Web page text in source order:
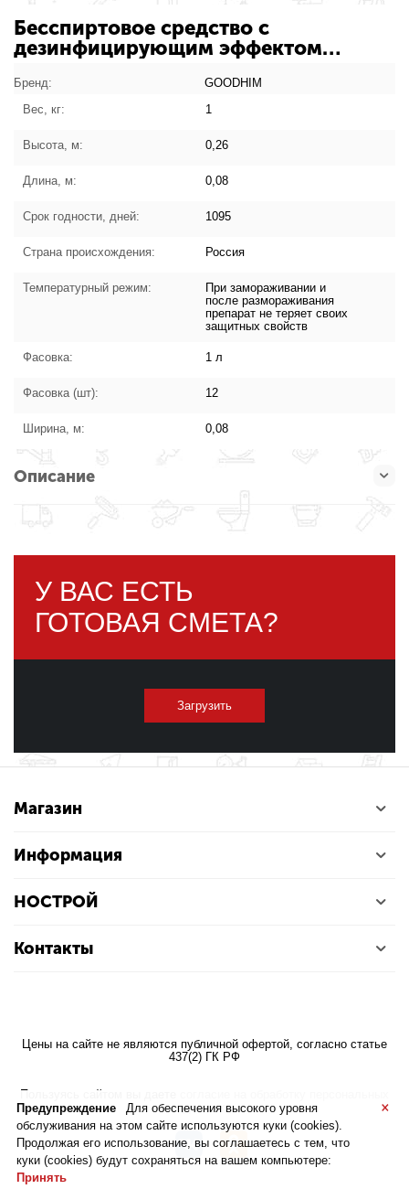
×
Предупреждение
Для обеспечения высокого уровня
обслуживания на этом сайте используются куки (cookies).
Продолжая его использование, вы соглашаетесь с тем, что
куки (cookies) будут сохраняться на вашем компьютере:
Принять
Бесспиртовое средство с
дезинфицирующим эффектом
характеристики товара
Бренд:
GOODHIM
Вес, кг:
1
Высота, м: 0,26
Длина, м: 0,08
Срок годности, дней: 1095
Страна происхождения: Россия
Температурный режим:
При замораживании и
после размораживания
препарат не теряет своих
защитных свойств
Фасовка: 1 л
Фасовка (шт): 12
Ширина, м: 0,08
Описание
У ВАС ЕСТЬ
ГОТОВАЯ СМЕТА?
Загрузить
Магазин
Информация
НОСТРОЙ
Контакты
Цены на сайте не являются публичной офертой, согласно статье
437(2) ГК РФ
Пользуясь сайтом вы даете
данных